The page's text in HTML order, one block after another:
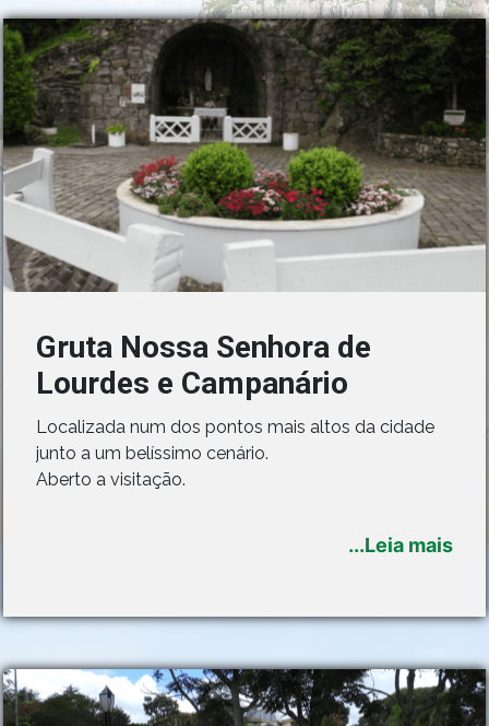
Gruta Nossa Senhora de
Lourdes e Campanário
Localizada num dos pontos mais altos da cidade
junto a um belíssimo cenário.
Aberto a visitação.
...Leia mais